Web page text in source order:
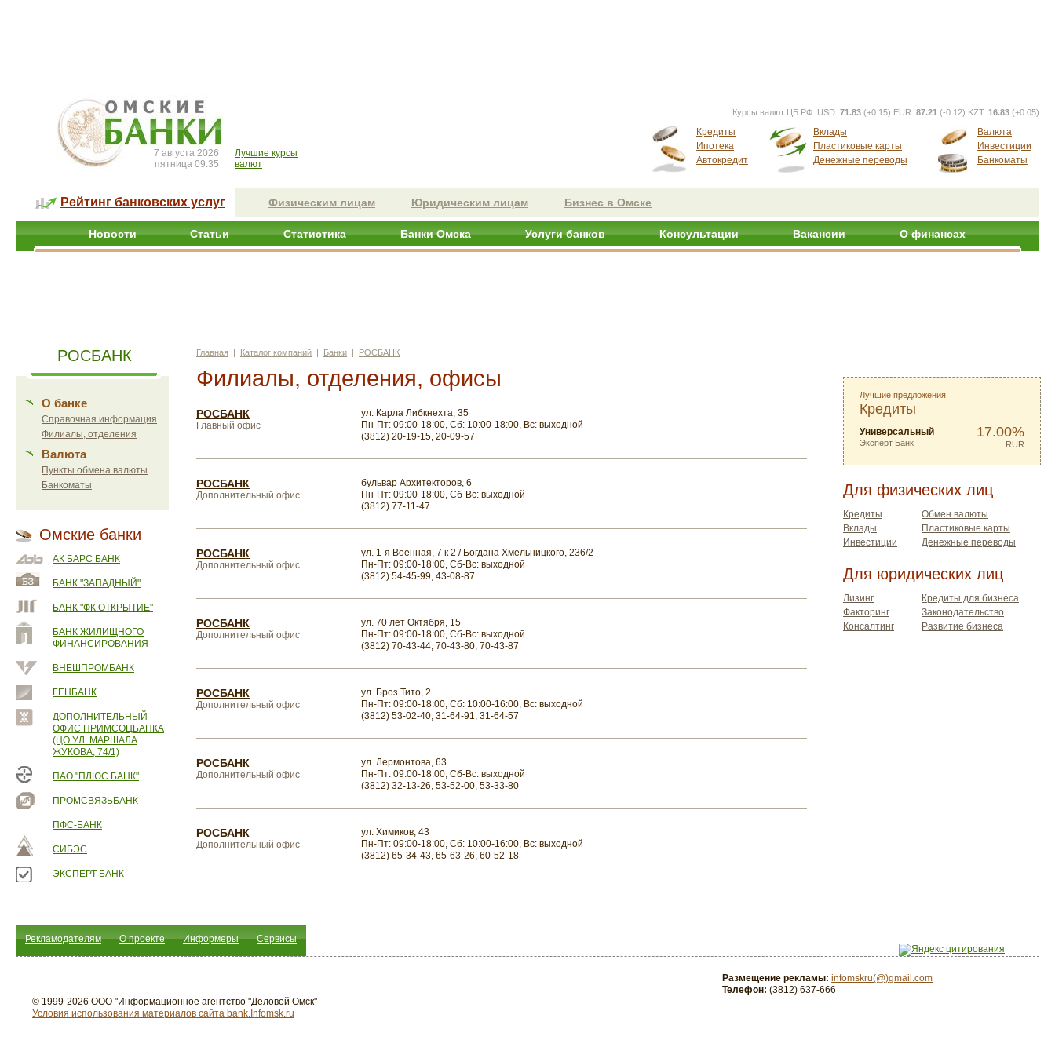
7 августа 2026
пятница 09:35
Лучшие курсы
валют
Курсы валют ЦБ РФ: USD: 71.83 (+0.15) EUR: 87.21 (-0.12) KZT: 16.83 (+0.05)
Кредиты
Ипотека
Автокредит
Вклады
Пластиковые карты
Денежные переводы
Валюта
Инвестиции
Банкоматы
Рейтинг банковских услуг Физическим лицам Юридическим лицам Бизнес в Омске
Новости Статьи Статистика Банки Омска Услуги банков Консультации Вакансии О финансах
РОСБАНК
О банке
Справочная информация
Филиалы, отделения
Валюта
Пункты обмена валюты
Банкоматы
Омские банки
АК БАРС БАНК
БАНК "ЗАПАДНЫЙ"
БАНК "ФК ОТКРЫТИЕ"
БАНК ЖИЛИЩНОГО
ФИНАНСИРОВАНИЯ
ВНЕШПРОМБАНК
ГЕНБАНК
ДОПОЛНИТЕЛЬНЫЙ
ОФИС ПРИМСОЦБАНКА
(ЦО УЛ. МАРШАЛА
ЖУКОВА, 74/1)
ПАО "ПЛЮС БАНК"
ПРОМСВЯЗЬБАНК
ПФС-БАНК
СИБЭС
ЭКСПЕРТ БАНК
Главная | Каталог компаний | Банки | РОСБАНК
Филиалы, отделения, офисы
РОСБАНК
Главный офис
ул. Карла Либкнехта, 35
Пн-Пт: 09:00-18:00, Сб: 10:00-18:00, Вс: выходной
(3812) 20-19-15, 20-09-57
РОСБАНК
Дополнительный офис
бульвар Архитекторов, 6
Пн-Пт: 09:00-18:00, Сб-Вс: выходной
(3812) 77-11-47
РОСБАНК
Дополнительный офис
ул. 1-я Военная, 7 к 2 / Богдана Хмельницкого, 236/2
Пн-Пт: 09:00-18:00, Сб-Вс: выходной
(3812) 54-45-99, 43-08-87
РОСБАНК
Дополнительный офис
ул. 70 лет Октября, 15
Пн-Пт: 09:00-18:00, Сб-Вс: выходной
(3812) 70-43-44, 70-43-80, 70-43-87
РОСБАНК
Дополнительный офис
ул. Броз Тито, 2
Пн-Пт: 09:00-18:00, Сб: 10:00-16:00, Вс: выходной
(3812) 53-02-40, 31-64-91, 31-64-57
РОСБАНК
Дополнительный офис
ул. Лермонтова, 63
Пн-Пт: 09:00-18:00, Сб-Вс: выходной
(3812) 32-13-26, 53-52-00, 53-33-80
РОСБАНК
Дополнительный офис
ул. Химиков, 43
Пн-Пт: 09:00-18:00, Сб: 10:00-16:00, Вс: выходной
(3812) 65-34-43, 65-63-26, 60-52-18
Лучшие предложения
Кредиты
Универсальный
Эксперт Банк
17.00%
RUR
Для физических лиц
Кредиты
Вклады
Инвестиции
Обмен валюты
Пластиковые карты
Денежные переводы
Для юридических лиц
Лизинг
Факторинг
Консалтинг
Кредиты для бизнеса
Законодательство
Развитие бизнеса
Рекламодателям О проекте Информеры Сервисы
© 1999-2026 ООО "Информационное агентство "Деловой Омск"
Условия использования материалов сайта bank.Infomsk.ru
Размещение рекламы: infomskru(@)gmail.com
Телефон: (3812) 637-666